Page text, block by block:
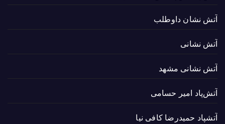
آتش نشان داوطلب
آتش نشانی
آتش نشانی مشهد
آتش‌پاد امیر حسامی
آتشپاد حميدرضا کافی نیا